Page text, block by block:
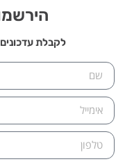
לקבלת